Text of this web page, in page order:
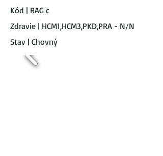
Kód | RAG c
Zdravie | HCM1,HCM3,PKD,PRA - N/N
Stav | Chovný